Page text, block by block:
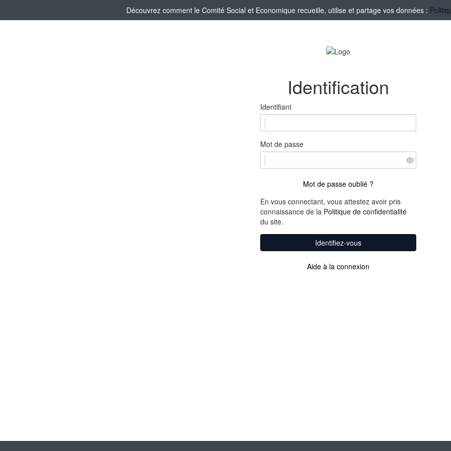
Découvrez comment le Comité Social et Economique recueille, utilise et partage vos données :
Identification
Identifiant
Mot de passe
Mot de passe oublié ?
En vous connectant, vous attestez avoir pris
connaissance de la Politique de confidentialité
du site.
Identifiez-vous
Aide à la connexion